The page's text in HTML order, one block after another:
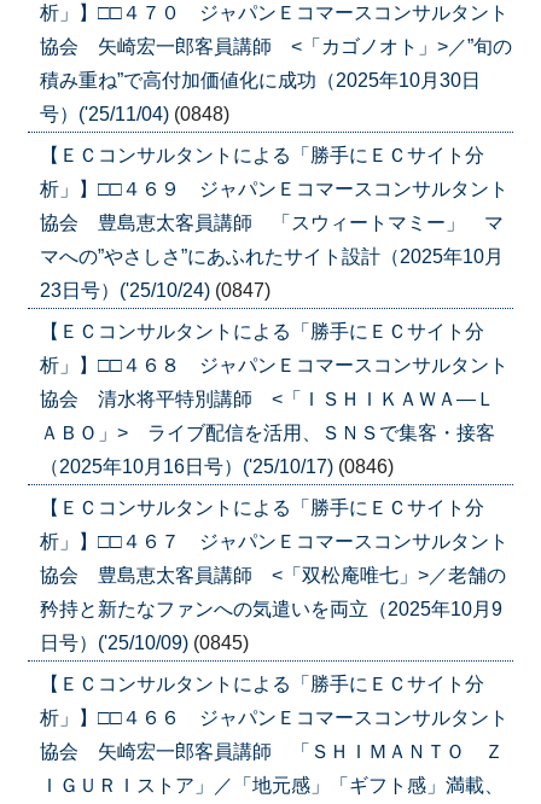
析」】□□４７０ ジャパンＥコマースコンサルタント
協会 矢崎宏一郎客員講師 <「カゴノオト」>／”旬の
積み重ね”で高付加価値化に成功（2025年10月30日
号）('25/11/04) (0848)
【ＥＣコンサルタントによる「勝手にＥＣサイト分
析」】□□４６９ ジャパンＥコマースコンサルタント
協会 豊島恵太客員講師 「スウィートマミー」 マ
マへの”やさしさ”にあふれたサイト設計（2025年10月
23日号）('25/10/24) (0847)
【ＥＣコンサルタントによる「勝手にＥＣサイト分
析」】□□４６８ ジャパンＥコマースコンサルタント
協会 清水将平特別講師 <「ＩＳＨＩＫＡＷＡ―Ｌ
ＡＢＯ」> ライブ配信を活用、ＳＮＳで集客・接客
（2025年10月16日号）('25/10/17) (0846)
【ＥＣコンサルタントによる「勝手にＥＣサイト分
析」】□□４６７ ジャパンＥコマースコンサルタント
協会 豊島恵太客員講師 <「双松庵唯七」>／老舗の
矜持と新たなファンへの気遣いを両立（2025年10月9
日号）('25/10/09) (0845)
【ＥＣコンサルタントによる「勝手にＥＣサイト分
析」】□□４６６ ジャパンＥコマースコンサルタント
協会 矢崎宏一郎客員講師 「ＳＨＩＭＡＮＴＯ Ｚ
ＩＧＵＲＩストア」／「地元感」「ギフト感」満載、